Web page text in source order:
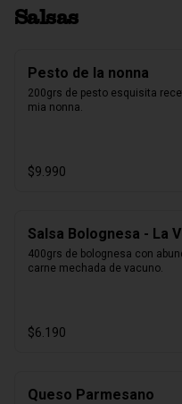
Salsas
Pesto de la nonna
200grs de pesto esquisita
mia nonna.
$9.990
Salsa Bolognesa - La
400grs de bolognesa con
carne mechada de vacuno.
$6.190
Queso Parmesano